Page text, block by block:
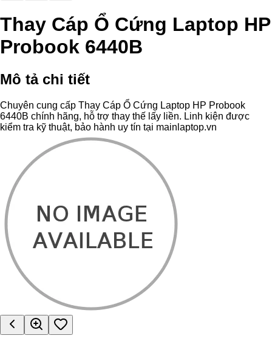
Thay Cáp Ổ Cứng Laptop HP
Probook 6440B
Mô tả chi tiết
Chuyên cung cấp Thay Cáp Ổ Cứng Laptop HP Probook
6440B chính hãng, hỗ trợ thay thế lấy liền. Linh kiện được
kiểm tra kỹ thuật, bảo hành uy tín tại mainlaptop.vn